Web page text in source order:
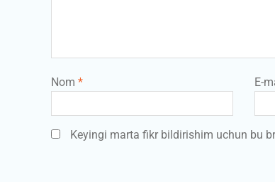
Nom * E-
Keyingi marta fikr bildirishim uchun bu